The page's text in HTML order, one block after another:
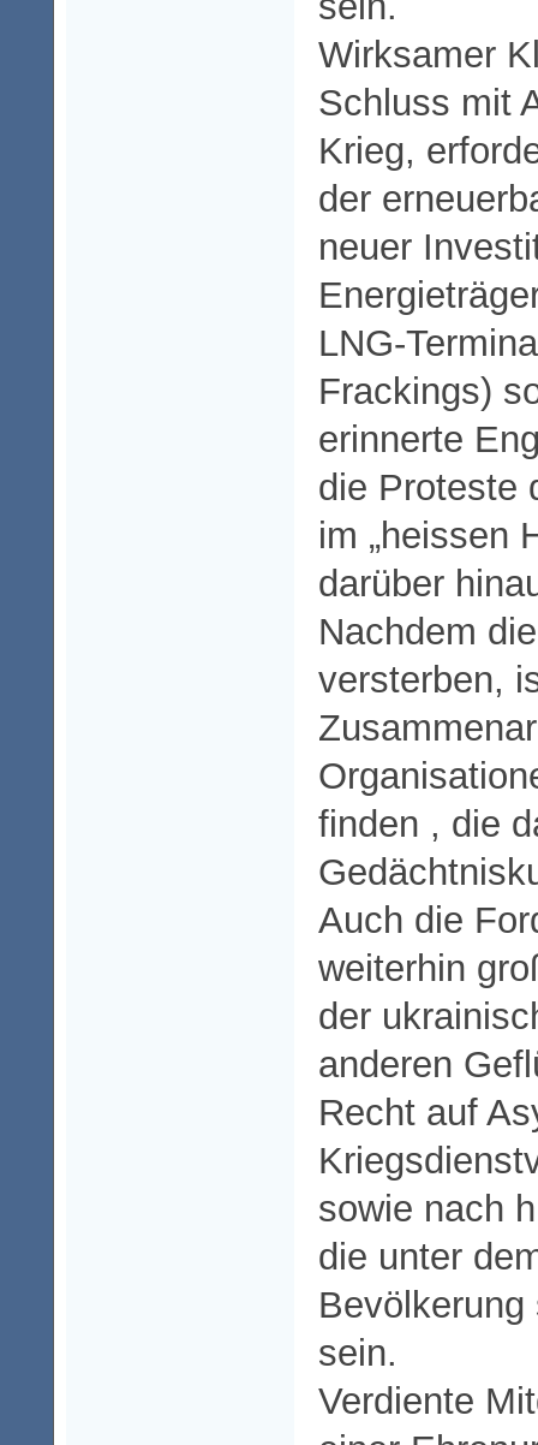
Wirksamer
Schluss mit
Krieg,
der
neuer
LNG-
Frackings)
erinnerte
die Proteste
im „heissen
darüber
Nachdem
versterben,
finden , die
Auch die
weiterhin
der
anderen
Recht auf
sowie nach
die unter
sein.
Verdiente